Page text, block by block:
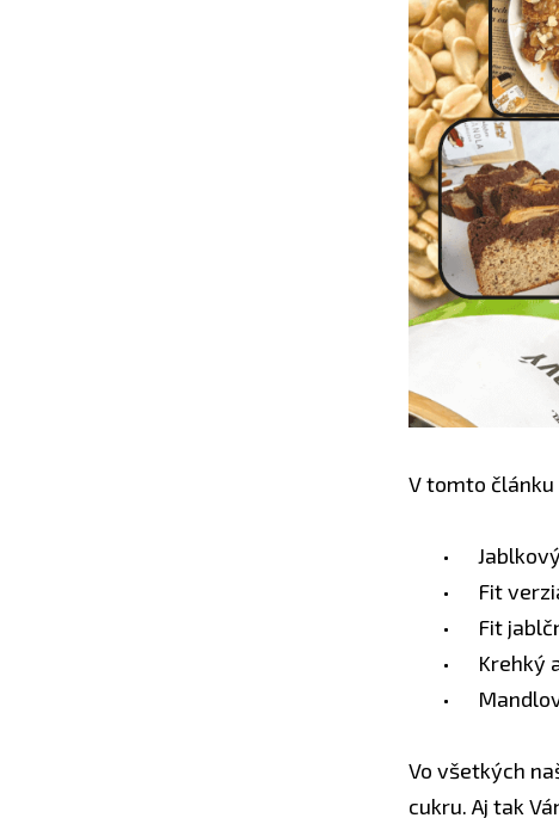
V tomto
Fit
Fit
Krehký
Vo všetkých
cukru. Aj tak